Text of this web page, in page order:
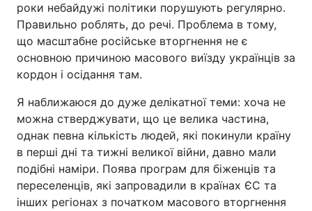
роки небайдужі політики порушують регулярно.
Правильно роблять, до речі. Проблема в тому,
що масштабне російське вторгнення не є
основною причиною масового виїзду українців за
кордон і осідання там.
Я наближаюся до дуже делікатної теми: хоча не
можна стверджувати, що це велика частина,
однак певна кількість людей, які покинули країну
в перші дні та тижні великої війни, давно мали
подібні наміри. Поява програм для біженців та
переселенців, які запровадили в країнах ЄС та
інших регіонах з початком масового вторгнення